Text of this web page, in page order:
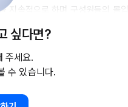
지속적으로 하며 구성원들의 몰입
다는 생각이 듭니다.
성원들이 체감하는 증분과 그 효
직업으로 돈을 버는 시대에 기본급
싶다면?
주세요.
수 있습니다.